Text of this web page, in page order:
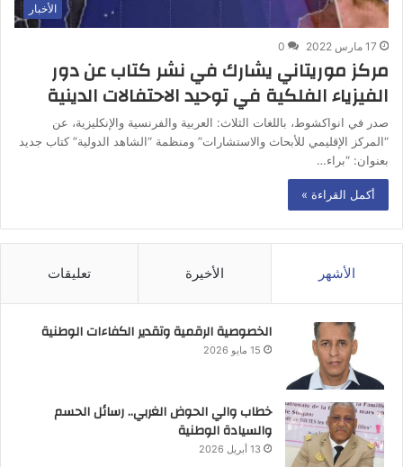
الأخبار
17 مارس 2022 0
مركز موريتاني يشارك في نشر كتاب عن دور
الفيزياء الفلكية في توحيد الاحتفالات الدينية
صدر في انواكشوط، باللغات الثلاث: العربية والفرنسية والإنكليزية، عن
“المركز الإقليمي للأبحاث والاستشارات” ومنظمة “الشاهد الدولية” كتاب جديد
بعنوان: “براء…
أكمل القراءة »
الأشهر الأخيرة تعليقات
الخصوصية الرقمية وتقدير الكفاءات الوطنية
15 مايو 2026
خطاب والي الحوض الغربي.. رسائل الحسم
والسيادة الوطنية
13 أبريل 2026